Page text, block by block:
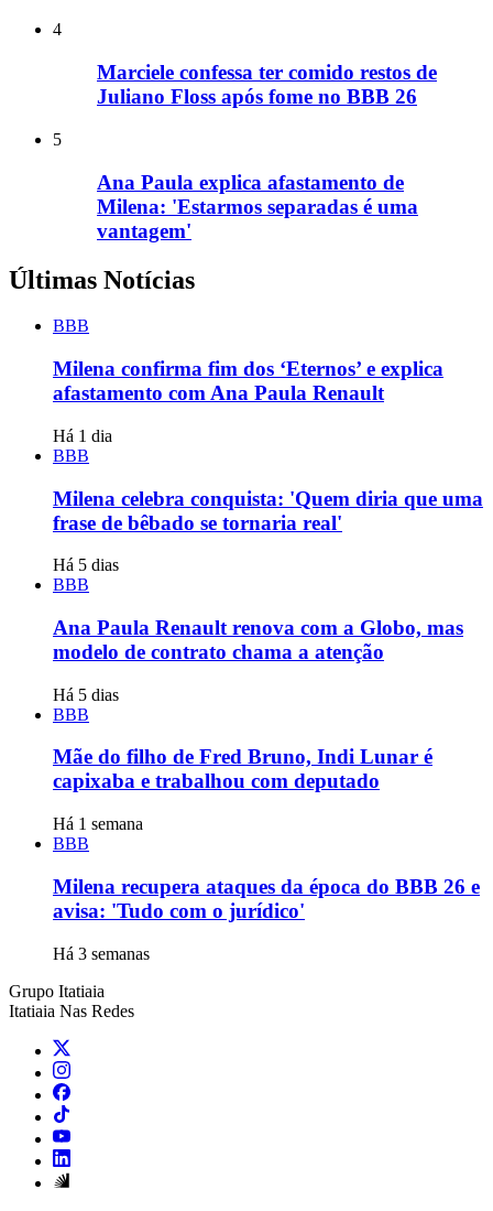
4
Marciele confessa ter comido restos de
Juliano Floss após fome no BBB 26
5
Ana Paula explica afastamento de
Milena: 'Estarmos separadas é uma
vantagem'
Últimas Notícias
BBB
Milena confirma fim dos ‘Eternos’ e explica
afastamento com Ana Paula Renault
Há 1 dia
BBB
Milena celebra conquista: 'Quem diria que uma
frase de bêbado se tornaria real'
Há 5 dias
BBB
Ana Paula Renault renova com a Globo, mas
modelo de contrato chama a atenção
Há 5 dias
BBB
Mãe do filho de Fred Bruno, Indi Lunar é
capixaba e trabalhou com deputado
Há 1 semana
BBB
Milena recupera ataques da época do BBB 26 e
avisa: 'Tudo com o jurídico'
Há 3 semanas
Grupo Itatiaia
Itatiaia Nas Redes